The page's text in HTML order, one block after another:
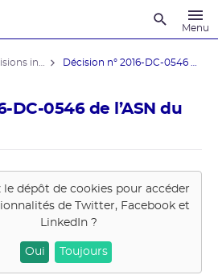
Menu
DC-0546 de l’ASN du
le dépôt de cookies pour accéder
deTwitter, Facebook et
LinkedIn ?
Oui Toujours